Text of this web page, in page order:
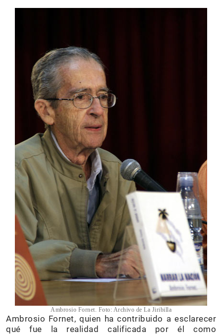
Ambrosio Fornet. Foto: Archivo de La Jiribilla
Ambrosio Fornet, quien ha contribuido a esclarecer
qué fue la realidad calificada por él como